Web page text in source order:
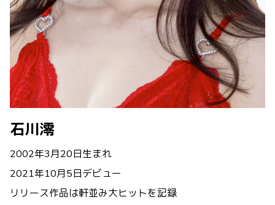
石川澪
2002年3月20日生まれ
2021年10月5日デビュー
リリース作品は軒並み大ヒットを記録